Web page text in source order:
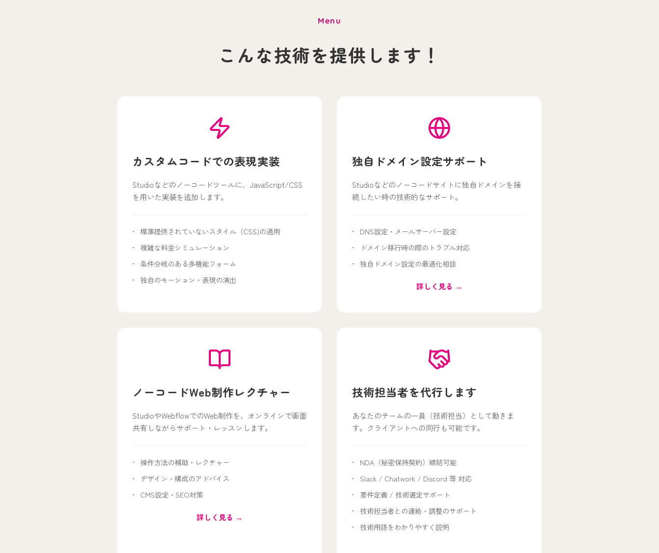
Menu
こんな技術を提供します！
カスタムコードでの表現実装
Studioなどのノーコードツールに、JavaScript/CSS
を用いた実装を追加します。
標準提供されていないスタイル（CSS)の適用
複雑な料金シミュレーション
条件分岐のある多機能フォーム
独自のモーション・表現の演出
独自ドメイン設定サポート
Studioなどのノーコードサイトに独自ドメインを接
続したい時の技術的なサポート。
DNS設定・メールサーバー設定
ドメイン移行時の際のトラブル対応
独自ドメイン設定の最適化相談
詳しく見る →
ノーコードWeb制作レクチャー
StudioやWebflowでのWeb制作を、オンラインで画面
共有しながらサポート・レッスンします。
操作方法の補助・レクチャー
デザイン・構成のアドバイス
CMS設定・SEO対策
詳しく見る →
技術担当者を代行します
あなたのチームの一員（技術担当）として動きま
す。クライアントへの同行も可能です。
NDA（秘密保持契約）締結可能
Slack / Chatwork / Discord 等 対応
要件定義 / 技術選定サポート
技術担当者との連絡・調整のサポート
技術用語をわかりやすく説明